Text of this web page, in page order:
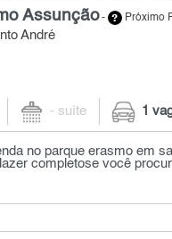
Assunção- Próximo
André
- suíte 1
no parque erasmo em
completose você